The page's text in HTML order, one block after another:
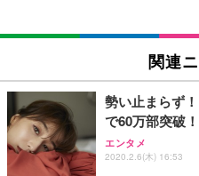
SIHOO B100 オ
ュチェア 人間工
￥27,999
Sezlife オフィス
ワーク チェア 強
能 人間工学 椅子
EIZO ビジネス向
￥109,572
【純正品】27"ゲ
フック付き（CFI-
Amazonベーシッ
x2袋(84枚) ホワ
￥3,234
ネオ・ルーライフ
り 単品
関連
勢い止まらず
で60万部突破！
エンタメ
2020.2.6(木) 16:53